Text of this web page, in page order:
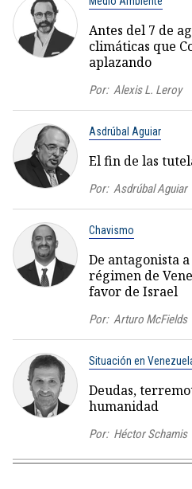
Antes del 7 de
climáticas que
aplazando
Por: Alexis L. Leroy
Asdrúbal Aguiar
El fin de las
Por: Asdrúbal Aguiar
Chavismo
De antagonista
régimen de
favor de Israel
Por: Arturo McFields
Situación en
Deudas,
humanidad
Por: Héctor Schamis